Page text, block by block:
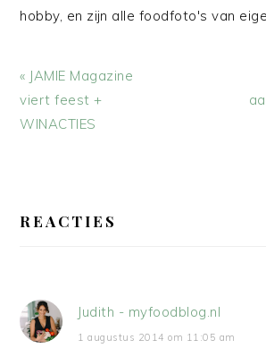
hobby, en zijn alle foodfoto's van
Vorig
bericht:
« JAMIE Magazine
viert feest +
WINACTIES
INTERACTIES
REACTIES
Judith - myfoodblog.nl
1 augustus 2014 om 11:05 am